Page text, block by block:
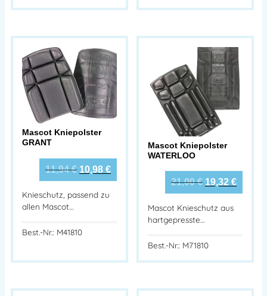
Mascot Kniepolster
GRANT
11,94€ 10,98 €
Knieschutz, passend zu
allen Mascot…
Best.-Nr.: M41810
Mascot Kniepolster
WATERLOO
21,00€ 19,32 €
Mascot Knieschutz aus
hartgepresste…
Best.-Nr.: M71810